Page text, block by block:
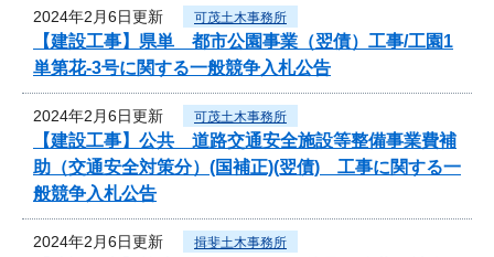
2024年2月6日更新 可茂土木事務所
【建設工事】県単 都市公園事業（翌債）工事/工園1
単第花-3号に関する一般競争入札公告
2024年2月6日更新 可茂土木事務所
【建設工事】公共 道路交通安全施設等整備事業費補
助（交通安全対策分）(国補正)(翌債) 工事に関する一
般競争入札公告
2024年2月6日更新 揖斐土木事務所